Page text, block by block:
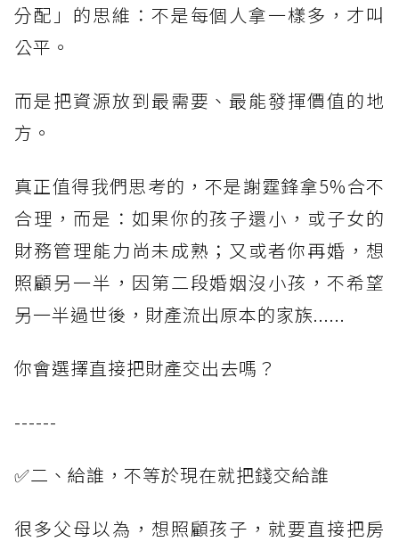
分配」的思維：不是每個人拿一樣多，才叫
公平。
而是把資源放到最需要、最能發揮價值的地
方。
真正值得我們思考的，不是謝霆鋒拿5%合不
合理，而是：如果你的孩子還小，或子女的
財務管理能力尚未成熟；又或者你再婚，想
照顧另一半，因第二段婚姻沒小孩，不希望
另一半過世後，財產流出原本的家族......
你會選擇直接把財產交出去嗎？
------
✅二、給誰，不等於現在就把錢交給誰
很多父母以為，想照顧孩子，就要直接把房